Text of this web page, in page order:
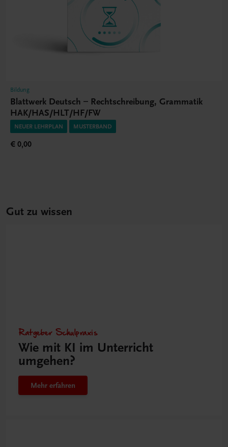
Bildung
Blattwerk Deutsch – Rechtschreibung, Grammatik
HAK/HAS/HLT/HF/FW
NEUER LEHRPLAN MUSTERBAND
€ 0,00
Gut zu wissen
Ratgeber Schulpraxis
Wie mit KI im Unterricht
umgehen?
Mehr erfahren